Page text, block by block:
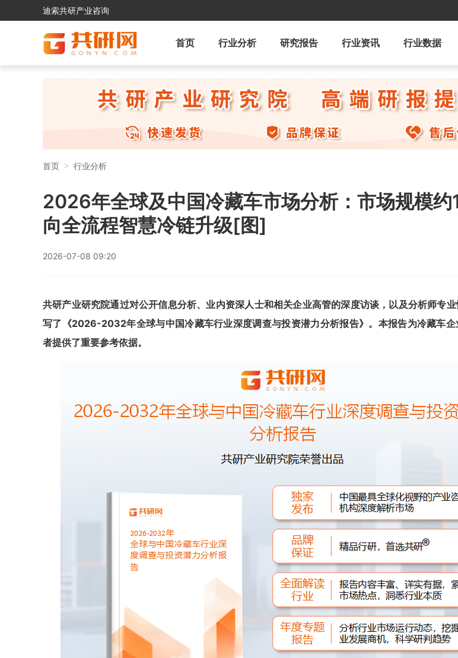
迪索共研产业咨询
首页 行业分析 研究报告 行业资讯 行业数据
首页 行业分析
2026年全球及中国冷藏车市场分析：市场规模约
向全流程智慧冷链升级[图]
2026-07-08 09:20
共研产业研究院通过对公开信息分析、业内资深人士和相关企业高管的深度访谈，以及分析师专
写了《2026-2032年全球与中国冷藏车行业深度调查与投资潜力分析报告》 。本报告为冷藏车企
者提供了重要参考依据。